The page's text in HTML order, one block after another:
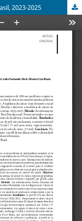
2023-2025